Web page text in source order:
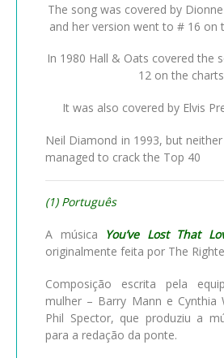
The song was covered by
and her version went to # 16 on
In 1980 Hall & Oats covered the
12 on the charts
It was also covered by Elvis
Neil Diamond in 1993, but
managed to crack the Top 40
(1) Português
A música You’ve Lost That
originalmente feita por The
Composição escrita pela
mulher – Barry Mann e Cynthia
Phil Spector, que produziu a
para a redação da ponte.